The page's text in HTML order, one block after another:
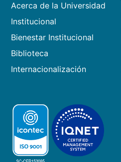
Acerca de la Universidad
Institucional
Bienestar Institucional
Biblioteca
Internacionalización